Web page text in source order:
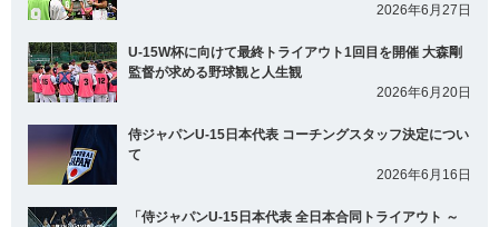
2026年6月27日
U-15W杯に向けて最終トライアウト1回目を開催 大森剛
監督が求める野球観と人生観
2026年6月20日
侍ジャパンU-15日本代表 コーチングスタッフ決定につい
て
2026年6月16日
「侍ジャパンU-15日本代表 全日本合同トライアウト ～